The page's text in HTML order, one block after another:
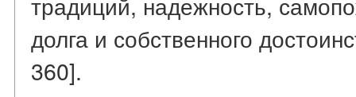
долга и собственного
360].